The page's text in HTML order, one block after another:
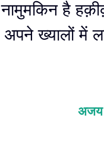
है
अपने ख्यालों में
अजय